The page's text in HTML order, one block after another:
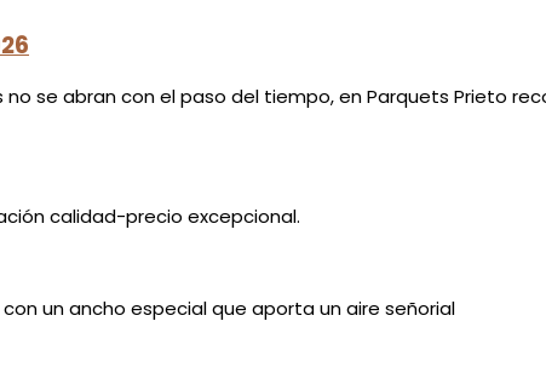
se abran con el paso del tiempo, en Parquets Prieto
calidad-precio excepcional.
un ancho especial que aporta un aire señorial